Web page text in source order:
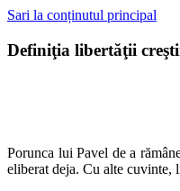
Sari la conținutul principal
Definiţia libertăţii
Porunca lui Pavel de a
eliberat deja. Cu alte cuvinte,